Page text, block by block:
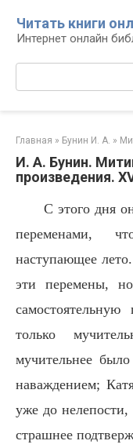
контенту
Читать книги
Интернет онлайн
Главная » Бунин И. А. »
И. А. Бунин.
произведения.
С этого дня
переменами,
наступающее
эти перемены,
только
мучительнее
наваждением;
уже до
страшнее